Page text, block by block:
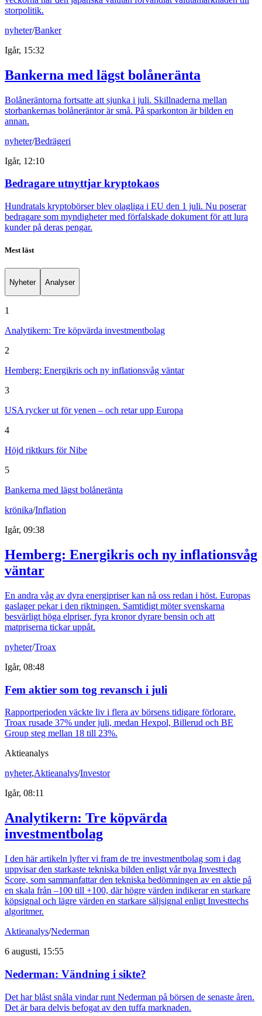
storpolitik.
nyheter/Banker
Igår, 15:32
Bankerna med lägst bolåneränta
Bolåneräntorna fortsatte att sjunka i juli. Skillnaderna mellan
storbankernas bolåneräntor är små. På sparkonton är bilden en
annan.
nyheter/Bedrägeri
Igår, 12:10
Bedragare utnyttjar kryptokaos
Hundratals kryptobörser blev olagliga i EU den 1 juli. Nu poserar
bedragare som myndigheter med förfalskade dokument för att lura
kunder på deras pengar.
Mest läst
Nyheter Analyser
1
Analytikern: Tre köpvärda investmentbolag
2
Hemberg: Energikris och ny inflationsvåg väntar
3
USA rycker ut för yenen – och retar upp Europa
4
Höjd riktkurs för Nibe
5
Bankerna med lägst bolåneränta
krönika/Inflation
Igår, 09:38
Hemberg: Energikris och ny inflationsvåg
väntar
En andra våg av dyra energipriser kan nå oss redan i höst. Europas
gaslager pekar i den riktningen. Samtidigt möter svenskarna
besvärligt höga elpriser, fyra kronor dyrare bensin och att
matpriserna tickar uppåt.
nyheter/Troax
Igår, 08:48
Fem aktier som tog revansch i juli
Rapportperioden väckte liv i flera av börsens tidigare förlorare.
Troax rusade 37% under juli, medan Hexpol, Billerud och BE
Group steg mellan 18 till 23%.
Aktieanalys
nyheter,Aktieanalys/Investor
Igår, 08:11
Analytikern: Tre köpvärda
investmentbolag
I den här artikeln lyfter vi fram de tre investmentbolag som i dag
uppvisar den starkaste tekniska bilden enligt vår nya Investtech
Score, som sammanfattar den tekniska bedömningen av en aktie på
en skala från –100 till +100, där högre värden indikerar en starkare
köpsignal och lägre värden en starkare säljsignal enligt Investtechs
algoritmer.
Aktieanalys/Nederman
6 augusti, 15:55
Nederman: Vändning i sikte?
Det har blåst snåla vindar runt Nederman på börsen de senaste åren.
Det är bara delvis befogat av den tuffa marknaden.